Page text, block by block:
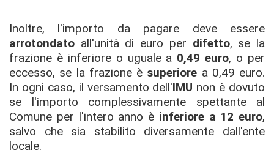
Inoltre, l'importo da pagare deve essere
arrotondato all'unità di euro per difetto, se la
frazione è inferiore o uguale a 0,49 euro, o per
eccesso, se la frazione è superiore a 0,49 euro.
In ogni caso, il versamento dell'IMU non è dovuto
se l'importo complessivamente spettante al
Comune per l'intero anno è inferiore a 12 euro,
salvo che sia stabilito diversamente dall'ente
locale.